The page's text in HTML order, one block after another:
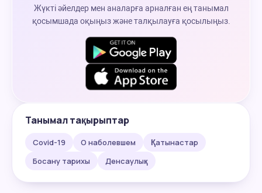
Жүкті әйелдер мен аналарға арналған ең танымал
қосымшада оқыңыз және талқылауға қосылыңыз.
Танымал тақырыптар
Covid-19 О наболевшем
Қатынастар
Босану тарихы
Денсаулық